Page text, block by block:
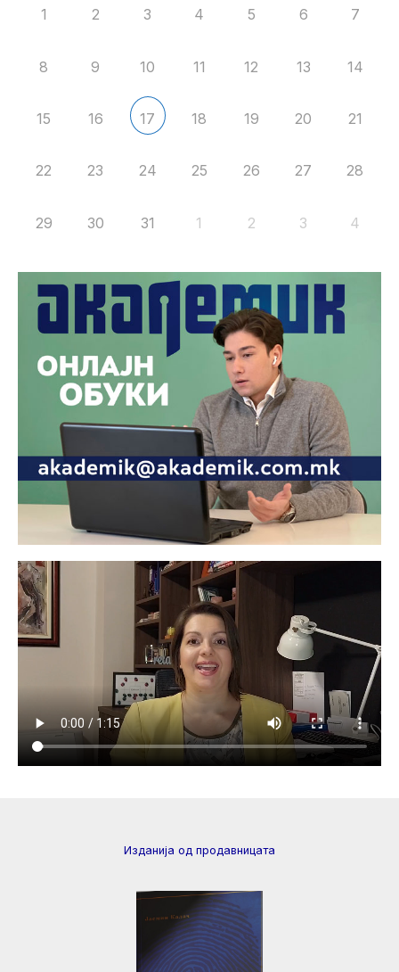
1 2 3 4 5 6 7
8 9 10 11 12 13 14
15 16 17 18 19 20 21
22 23 24 25 26 27 28
29 30 31 1 2 3 4
Изданија од продавницата